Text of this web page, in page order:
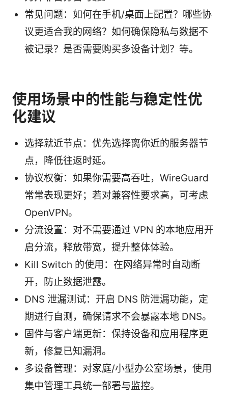
常见问题：如何在手机/桌面上配置？哪些协
议更适合我的网络？如何确保隐私与数据不
被记录？是否需要购买多设备计划？等。
使用场景中的性能与稳定性优
化建议
选择就近节点：优先选择离你近的服务器节
点，降低往返时延。
协议权衡：如果你需要高吞吐，WireGuard
常常表现更好；若对兼容性要求高，可考虑
OpenVPN。
分流设置：对不需要通过 VPN 的本地应用开
启分流，释放带宽，提升整体体验。
Kill Switch 的使用：在网络异常时自动断
开，防止数据泄露。
DNS 泄漏测试：开启 DNS 防泄漏功能，定
期进行自测，确保请求不会暴露本地 DNS。
固件与客户端更新：保持设备和应用程序更
新，修复已知漏洞。
多设备管理：对家庭/小型办公室场景，使用
集中管理工具统一部署与监控。